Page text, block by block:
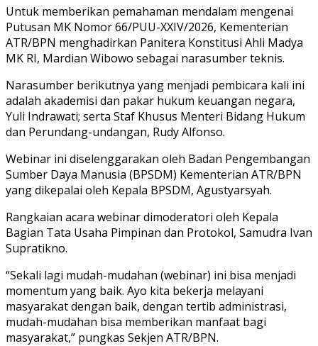
Untuk memberikan pemahaman mendalam mengenai
Putusan MK Nomor 66/PUU-XXIV/2026, Kementerian
ATR/BPN menghadirkan Panitera Konstitusi Ahli Madya
MK RI, Mardian Wibowo sebagai narasumber teknis.
Narasumber berikutnya yang menjadi pembicara kali ini
adalah akademisi dan pakar hukum keuangan negara,
Yuli Indrawati; serta Staf Khusus Menteri Bidang Hukum
dan Perundang-undangan, Rudy Alfonso.
Webinar ini diselenggarakan oleh Badan Pengembangan
Sumber Daya Manusia (BPSDM) Kementerian ATR/BPN
yang dikepalai oleh Kepala BPSDM, Agustyarsyah.
Rangkaian acara webinar dimoderatori oleh Kepala
Bagian Tata Usaha Pimpinan dan Protokol, Samudra Ivan
Supratikno.
“Sekali lagi mudah-mudahan (webinar) ini bisa menjadi
momentum yang baik. Ayo kita bekerja melayani
masyarakat dengan baik, dengan tertib administrasi,
mudah-mudahan bisa memberikan manfaat bagi
masyarakat,” pungkas Sekjen ATR/BPN.